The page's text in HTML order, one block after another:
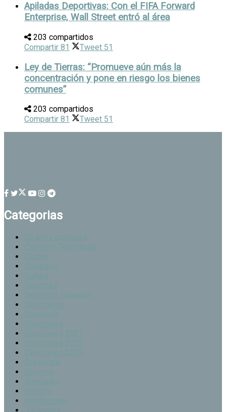
Apiladas Deportivas: Con el FIFA Forward
Enterprise, Wall Street entró al área
203 compartidos
Compartir 81 Tweet 51
Ley de Tierras: “Promueve aún más la
concentración y pone en riesgo los bienes
comunes”
203 compartidos
Compartir 81 Tweet 51
Categorias